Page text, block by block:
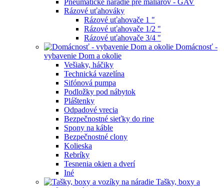
Rázové uťahováky
Rázové uťahovače 1 "
Rázové uťahovače 1/2 "
Rázové uťahovače 3/4 "
Domácnosť -
vybavenie Dom a okolie
Vešiaky, háčiky
Technická vazelína
Sifónová pumpa
Podložky pod nábytok
Pláštenky
Odpadové vrecia
Bezpečnostné sieťky do rine
Spony na káble
Bezpečnostné clony
Kolieska
Rebríky
Tesnenia okien a dverí
Iné
Tašky, boxy a